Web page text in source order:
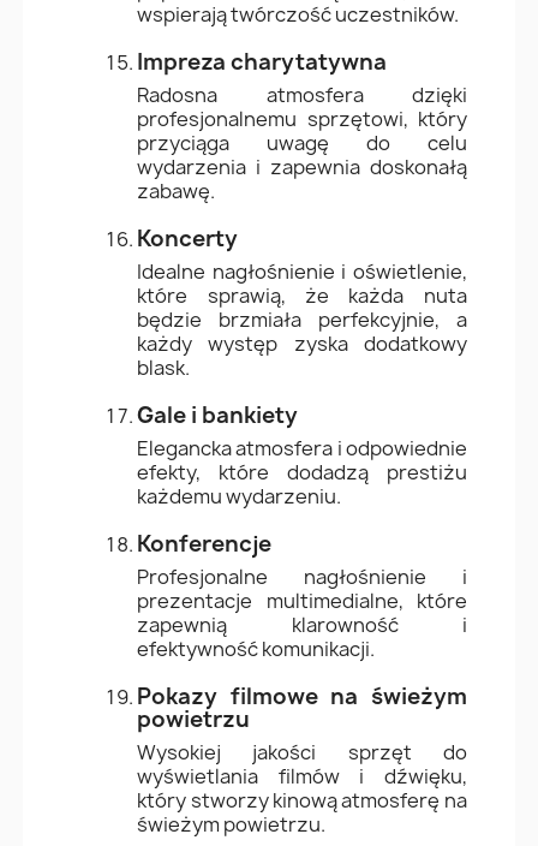
wspierają twórczość uczestników.
Impreza charytatywna
Radosna atmosfera dzięki
profesjonalnemu sprzętowi, który
przyciąga uwagę do celu
wydarzenia i zapewnia doskonałą
zabawę.
Koncerty
Idealne nagłośnienie i oświetlenie,
które sprawią, że każda nuta
będzie brzmiała perfekcyjnie, a
każdy występ zyska dodatkowy
blask.
Gale i bankiety
Elegancka atmosfera i odpowiednie
efekty, które dodadzą prestiżu
każdemu wydarzeniu.
Konferencje
Profesjonalne nagłośnienie i
prezentacje multimedialne, które
zapewnią klarowność i
efektywność komunikacji.
Pokazy filmowe na świeżym
powietrzu
Wysokiej jakości sprzęt do
wyświetlania filmów i dźwięku,
który stworzy kinową atmosferę na
świeżym powietrzu.